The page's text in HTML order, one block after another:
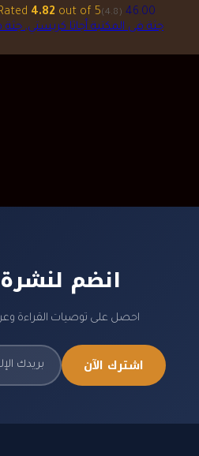
ر.س 125.00.
ر.س 95.00.
ر.س 74.00.
4.82 out of 5(4.8)
جثة فى المكتبة
📬 انضم
احصل على توصيات القراءة
اشترك الآن